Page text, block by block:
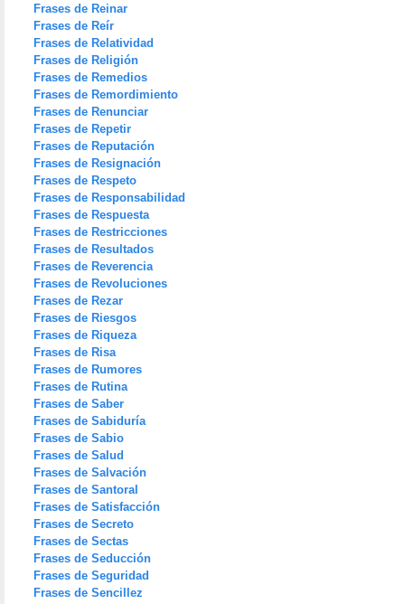
Frases de Reinar
Frases de Reír
Frases de Relatividad
Frases de Religión
Frases de Remedios
Frases de Remordimiento
Frases de Renunciar
Frases de Repetir
Frases de Reputación
Frases de Resignación
Frases de Respeto
Frases de Responsabilidad
Frases de Respuesta
Frases de Restricciones
Frases de Resultados
Frases de Reverencia
Frases de Revoluciones
Frases de Rezar
Frases de Riesgos
Frases de Riqueza
Frases de Risa
Frases de Rumores
Frases de Rutina
Frases de Saber
Frases de Sabiduría
Frases de Sabio
Frases de Salud
Frases de Salvación
Frases de Santoral
Frases de Satisfacción
Frases de Secreto
Frases de Sectas
Frases de Seducción
Frases de Seguridad
Frases de Sencillez